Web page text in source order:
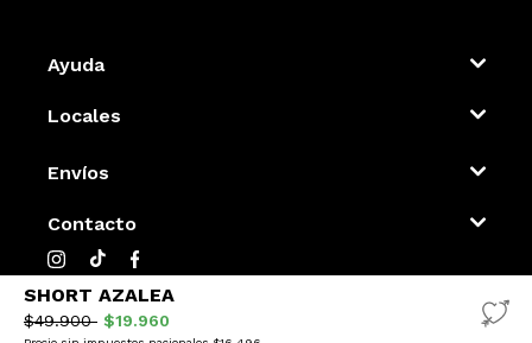
SHORT AZALEA
$49.900 $19.960
Ayuda
Locales
Envíos
Contacto